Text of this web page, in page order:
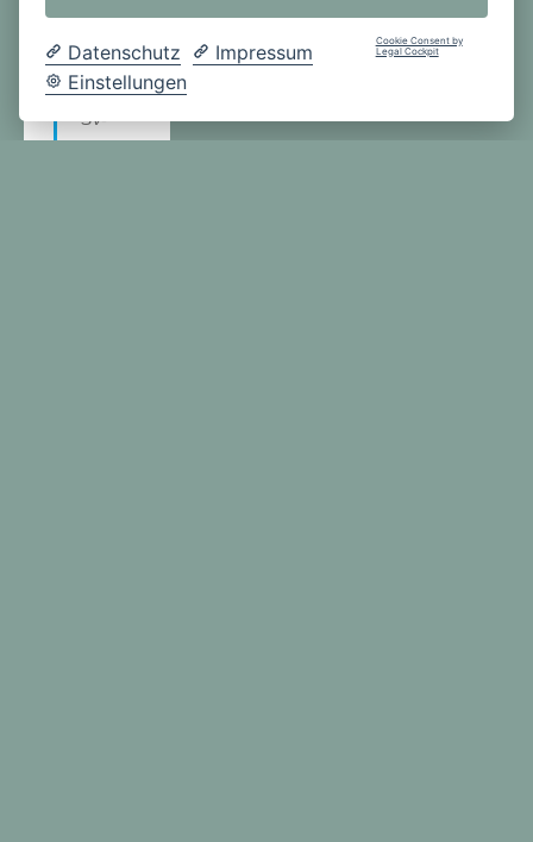
eten
sich die
SV-
Datenschutz
Impressum
Einstellungen
Cookie Consent by
Legal Cockpit